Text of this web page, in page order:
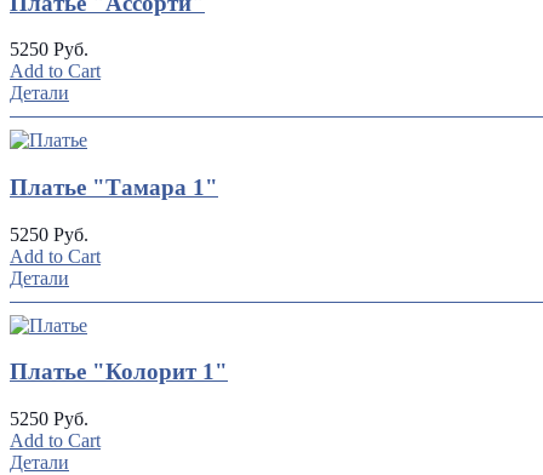
5250 Руб.
Add to Cart
Детали
Платье "Тамара 1"
5250 Руб.
Add to Cart
Детали
Платье "Колорит 1"
5250 Руб.
Add to Cart
Детали